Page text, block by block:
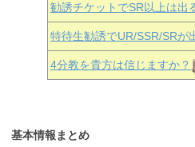
勧誘チケットでSR以上は出
特待生勧誘でUR/SSR/SRが
4分教を貴方は信じますか？
基本情報まとめ